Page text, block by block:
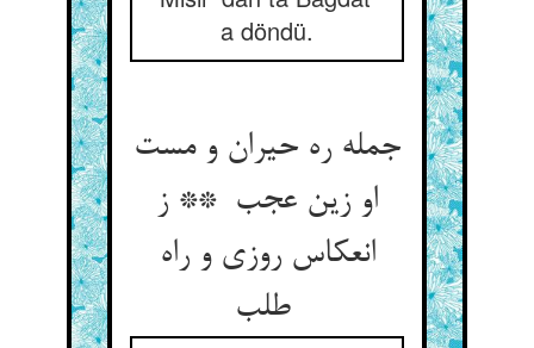
a döndü.
جمله ره حیران و مست
او زین عجب ** ز
انعکاس روزی و راه
طلب